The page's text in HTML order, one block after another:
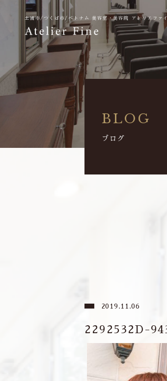
土浦市/つくば市/ベトナム美容室・美容院 アトリエファ
BLOG
ブログ
2019.11.06
2292532D-